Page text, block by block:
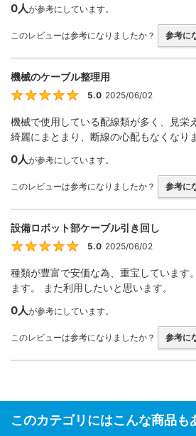
0人が参考にしています。
このレビューは参考になりましたか？ 参考に
機械のケーブル整理用
5
5.0 2025/06/02
機械で使用している配線類が多く、見栄
綺麗にまとまり、断線の心配もなくなり
0人が参考にしています。
このレビューは参考になりましたか？ 参考に
設備ロボット部ケーブル引き回し
5
5.0 2025/06/02
種類が豊富で安価な為、重宝しています
ます。 また利用したいと思います。
0人が参考にしています。
このレビューは参考になりましたか？ 参考に
このカテゴリにはこんな商品も